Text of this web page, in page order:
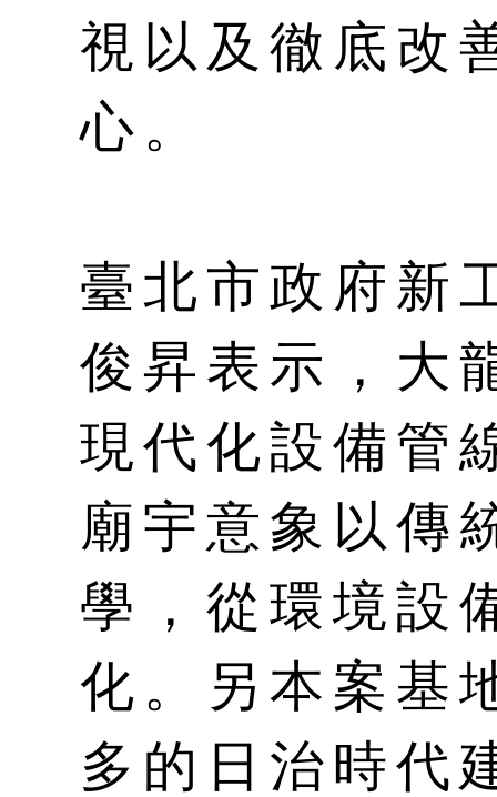
視以及徹底改
心。
臺北市政府新
俊昇表示，大
現代化設備管
廟宇意象以傳
學，從環境設
化。另本案基
多的日治時代